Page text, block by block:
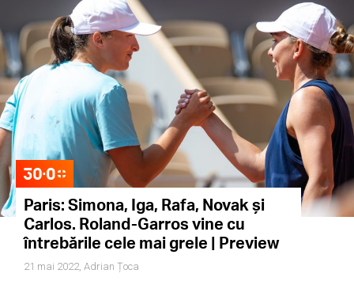
Paris: Simona, Iga, Rafa, Novak și
Carlos. Roland-Garros vine cu
întrebările cele mai grele | Preview
21 mai 2022, Adrian Țoca